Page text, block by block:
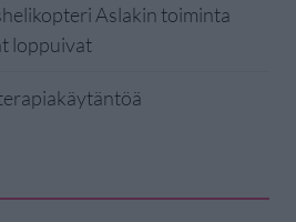
Aslakin toiminta
loppuivat